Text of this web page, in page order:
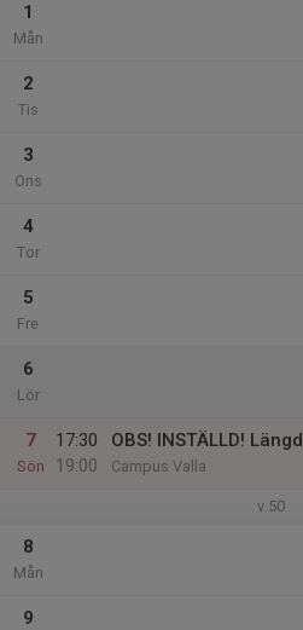
1
Mån
2
Tis
3
Ons
4
Tor
5
Fre
6
Lör
7
Sön
17:30
19:00
OBS! INSTÄLLD! Längd
Campus Valla
v.50
8
Mån
9